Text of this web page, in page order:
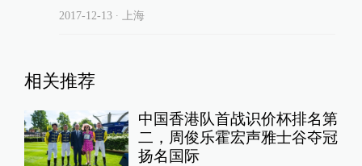
2017-12-13∙ 上海
相关推荐
中国香港队首战识价杯排名第
二，周俊乐霍宏声雅士谷夺冠
扬名国际